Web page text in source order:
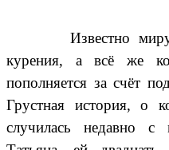
Известно миру,
курения, а всё же
пополняется за счёт
Грустная история, о
случилась недавно